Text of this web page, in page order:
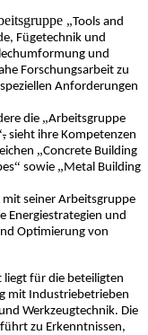
„Tools and
Fügetechnik und
und
Forschungsarbeit zu
Anforderungen
die „Arbeitsgruppe
, sieht ihre Kompetenzen
„Concrete Building
“ sowie „ Metal Building
seiner Arbeitsgruppe
Energiestrategien und
Optimierung von
liegt für die beteiligten
mit Industriebetrieben
Werkzeugtechnik. Die
ü hrt zu Erkenntnissen,